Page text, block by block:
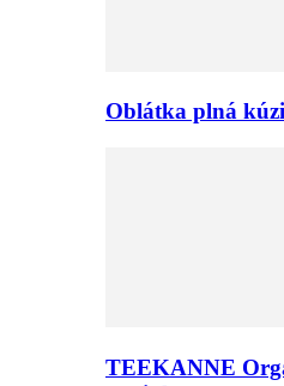
Oblátka plná
TEEKANNE